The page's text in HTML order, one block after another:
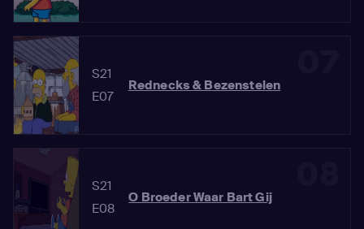
S21
E07
Rednecks & Bezenstelen
S21
E08
O Broeder Waar Bart Gij